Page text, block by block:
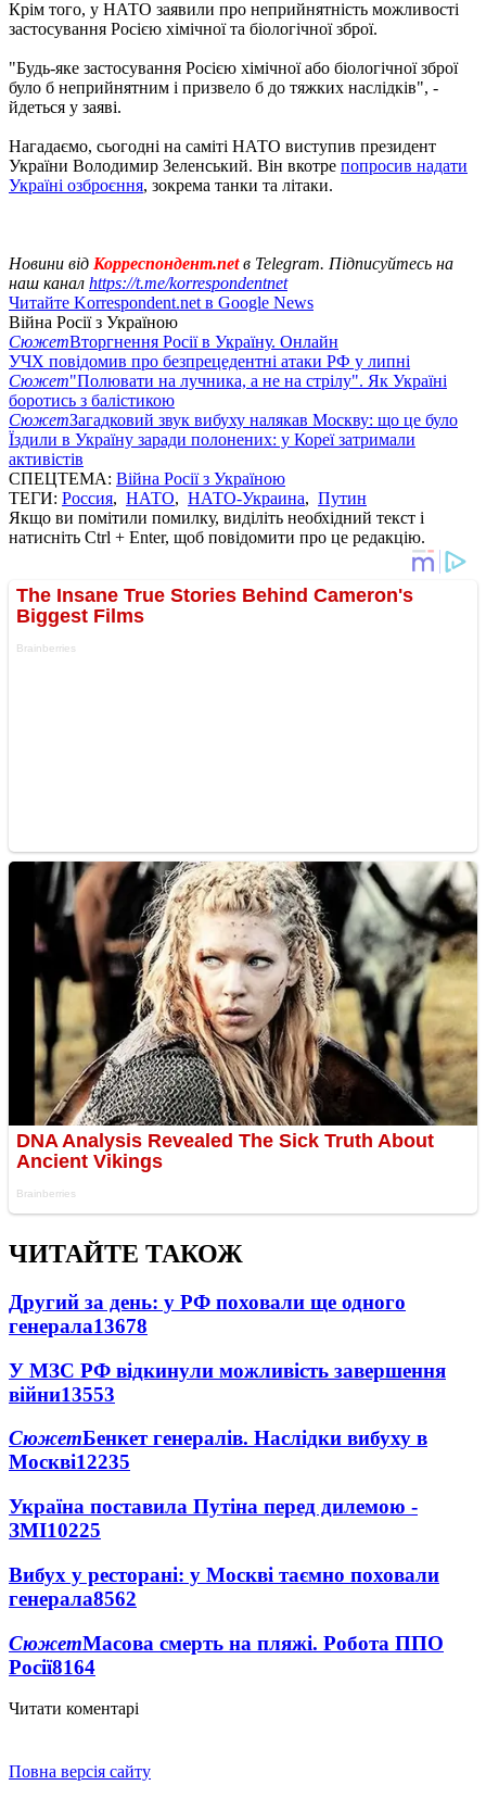
Крім того, у НАТО заявили про неприйнятність можливості
застосування Росією хімічної та біологічної зброї.
"Будь-яке застосування Росією хімічної або біологічної зброї
було б неприйнятним і призвело б до тяжких наслідків", -
йдеться у заяві.
Нагадаємо, сьогодні на саміті НАТО виступив президент
України Володимир Зеленський. Він вкотре попросив надати
Україні озброєння, зокрема танки та літаки.
Новини від Корреспондент.netв Telegram. Підписуйтесь на
наш канал https://t.me/korrespondentnet
Читайте Korrespondent.net в Google News
Війна Росії з Україною
СюжетВторгнення Росії в Україну. Онлайн
УЧХ повідомив про безпрецедентні атаки РФ у липні
Сюжет"Полювати на лучника, а не на стрілу". Як Україні
боротись з балістикою
СюжетЗагадковий звук вибуху налякав Москву: що це було
Їздили в Україну заради полонених: у Кореї затримали
активістів
СПЕЦТЕМА: Війна Росії з Україною
ТЕГИ: Россия, НАТО, НАТО-Украина, Путин
Якщо ви помітили помилку, виділіть необхідний текст і
натисніть Ctrl + Enter, щоб повідомити про це редакцію.
ЧИТАЙТЕ ТАКОЖ
Другий за день: у РФ поховали ще одного
генерала13678
У МЗС РФ відкинули можливість завершення
війни13553
СюжетБенкет генералів. Наслідки вибуху в
Москві12235
Україна поставила Путіна перед дилемою -
ЗМІ10225
Вибух у ресторані: у Москві таємно поховали
генерала8562
СюжетМасова смерть на пляжі. Робота ППО
Росії8164
Читати коментарі
Повна версія сайту